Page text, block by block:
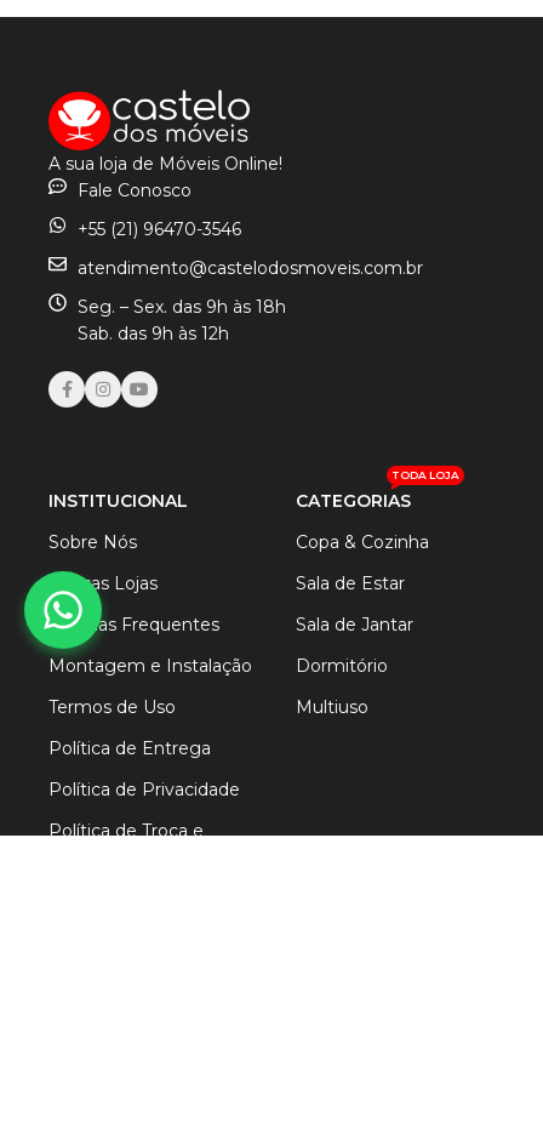
A sua loja de Móveis Online!
Fale Conosco
+55 (21) 96470-3546
atendimento@castelodosmoveis.com.br
Seg. – Sex. das 9h às 18h
Sab. das 9h às 12h
INSTITUCIONAL
Sobre Nós
Nossas Lojas
Dúvidas Frequentes
Montagem e Instalação
Termos de Uso
Política de Entrega
Política de Privacidade
Política de Troca e
CATEGORIAS
TODA LOJA
Copa & Cozinha
Sala de Estar
Sala de Jantar
Dormitório
Multiuso